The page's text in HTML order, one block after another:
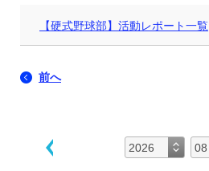
【硬式野球部】活動レポート一覧
前へ